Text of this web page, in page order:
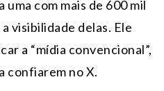
com mais de 600 mil
visibilidade delas. Ele
a “mídia convencional”,
confiarem no X.